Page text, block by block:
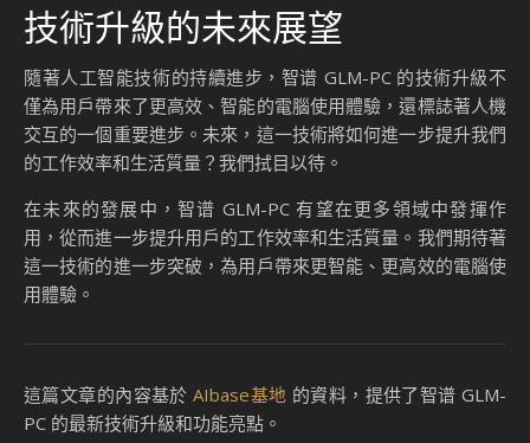
技術升級的未來展望
隨著人工智能技術的持續進步，智谱 GLM-PC 的技術升級不
僅為用戶帶來了更高效、智能的電腦使用體驗，還標誌著人機
交互的一個重要進步。未來，這一技術將如何進一步提升我們
的工作效率和生活質量？我們拭目以待。
在未來的發展中，智谱 GLM-PC 有望在更多領域中發揮作
用，從而進一步提升用戶的工作效率和生活質量。我們期待著
這一技術的進一步突破，為用戶帶來更智能、更高效的電腦使
用體驗。
這篇文章的內容基於AIbase基地 的資料，提供了智谱 GLM-
PC 的最新技術升級和功能亮點。